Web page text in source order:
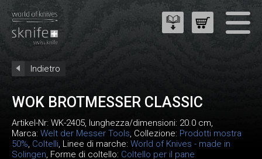
Indietro
WOK BROTMESSER CLASSIC
Artikel-Nr: WK-2405, lunghezza/dimensioni: 20.0 cm,
Marca: Welt der Messer Tools, Collezione: Prodotti mostra
50%, Coltelli, Linee di marche: World of Knives - made in
Solingen, Forme di coltello: Coltello per il pane